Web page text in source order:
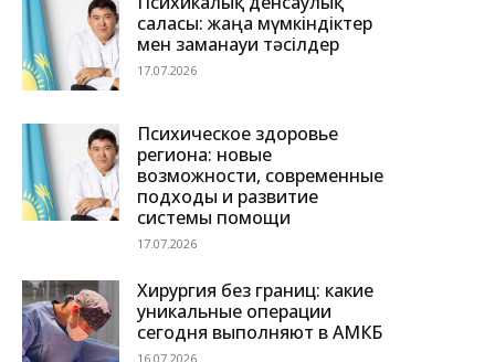
саласы: жаңа мүмкіндіктер
мен заманауи тәсілдер
17.07.2026
Психическое здоровье
региона: новые
возможности, современные
подходы и развитие
системы помощи
17.07.2026
Хирургия без границ: какие
уникальные операции
сегодня выполняют в АМКБ
16.07.2026